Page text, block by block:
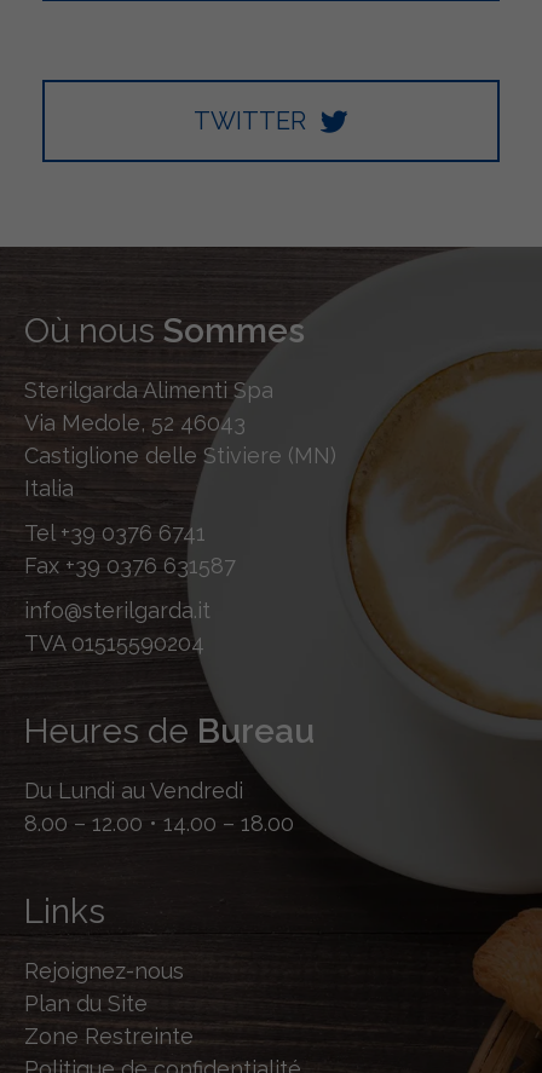
TWITTER
Où nous Sommes
Sterilgarda Alimenti Spa
Via Medole, 52 46043
Castiglione delle Stiviere (MN)
Italia
Tel +39 0376 6741
Fax +39 0376 631587
info@sterilgarda.it
TVA 01515590204
Heures de Bureau
Du Lundi au Vendredi
8.00 – 12.00 • 14.00 – 18.00
Links
Rejoignez-nous
Plan du Site
Zone Restreinte